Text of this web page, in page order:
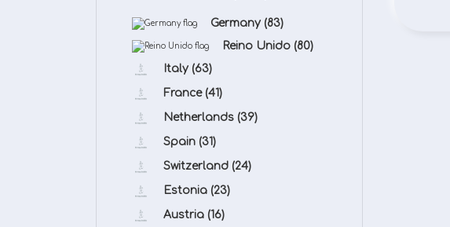
Germany (83)
Reino Unido (80)
Italy (63)
France (41)
Netherlands (39)
Spain (31)
Switzerland (24)
Estonia (23)
Austria (16)